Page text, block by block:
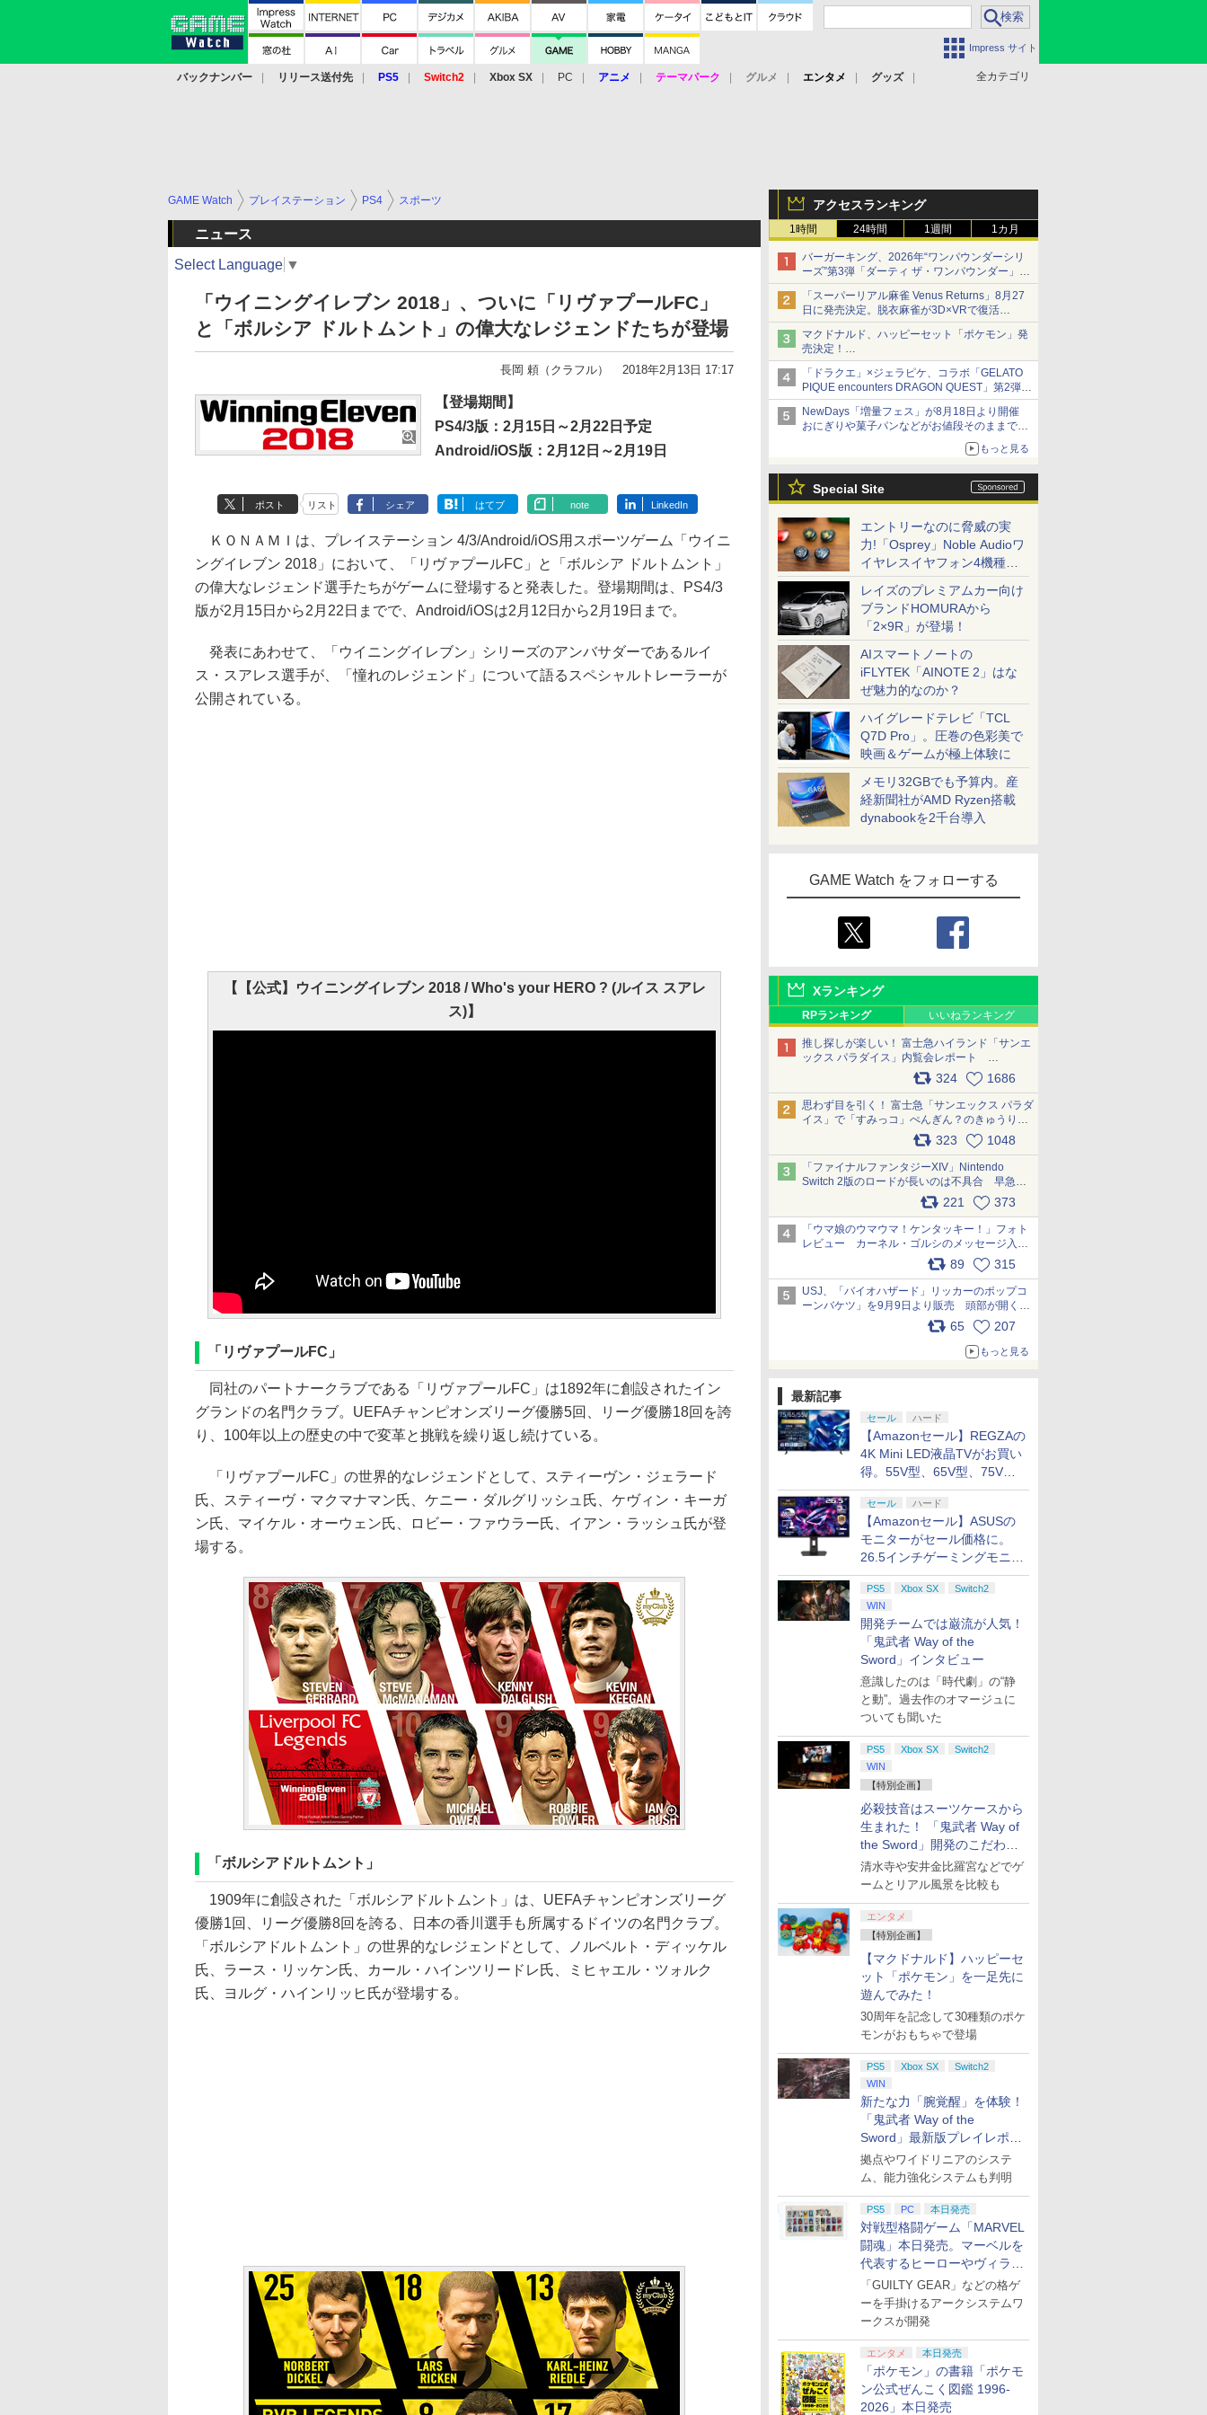
Impress サイト
全カテゴリ
バックナンバー リリース送付先 PS5 Switch2 Xbox SX PC アニメ テーマパーク グルメ エンタメ
グッズ
アクセスランキング
1時間 24時間 1週間 1カ月
バーガーキング、2026年“ワンパウンダーシリ
ーズ”第3弾「ダーティ ザ・ワンパウンダー」を
8月7日発売
「特製ガーリックマヨソース」を使用した超大
型チーズバーガー
「スーパーリアル麻雀 Venus Returns」8月27
日に発売決定。脱衣麻雀が3D×VRで復活
発売から2週間は20%オフになるセールが実施
マクドナルド、ハッピーセット「ポケモン」発
売決定！
ポケモン30周年記念で30匹が大集合
「ドラクエ」×ジェラピケ、コラボ「GELATO
PIQUE encounters DRAGON QUEST」第2弾が
本日発売
アイスカップに入ったスライムやわたぼう、ベ
ビーサタンなどがオリジナルアートで登場
NewDays「増量フェス」が8月18日より開催
おにぎりや菓子パンなどがお値段そのままで最
もっと見る
Special Site
エントリーなのに脅威の実
力!「Osprey」Noble Audioワ
イヤレスイヤフォン4機種を
一気に聴く
レイズのプレミアムカー向け
ブランドHOMURAから
「2×9R」が登場！
AIスマートノートの
iFLYTEK「AINOTE 2」はな
ぜ魅力的なのか？
ハイグレードテレビ「TCL
Q7D Pro」。圧巻の色彩美で
映画＆ゲームが極上体験に
メモリ32GBでも予算内。産
経新聞社がAMD Ryzen搭載
dynabookを2千台導入
GAME Watch をフォローする
Xランキング
RPランキング いいねランキング
推し探しが楽しい！ 富士急ハイランド「サンエ
ックス パラダイス」内覧会レポート
324 1686
思わず目を引く！ 富士急「サンエックス パラダ
イス」で「すみっコ」ぺんぎん？のきゅうりド
ッグを食べてみた イラストそのままのメニュ
ー化に挑戦。これが意外にもおいしい
pic.x.com/Kgl04hZaeg
323 1048
「ファイナルファンタジーXIV」Nintendo
Switch 2版のロードが長いのは不具合 早急に
アップデートできるよう対応中221 373
「ウマ娘のウマウマ！ケンタッキー！」フォト
レビュー カーネル・ゴルシのメッセージ入り
パッケージや描き下ろしトレカなどが登場
89 315
USJ、「バイオハザード」リッカーのポップコ
ーンバケツ」を9月9日より販売 頭部が開く仕
組み。味は恐怖を堪のう「味噌フレーバー」
65 207
もっと見る
最新記事
セール ハード
【Amazonセール】REGZAの
4K Mini LED液晶TVがお買い
得。55V型、65V型、75V型
の2026年モデルがラインナ
ップ
セール ハード
【Amazonセール】ASUSの
モニターがセール価格に。
26.5インチゲーミングモニタ
ー「ROG Strix OLED
XG27ACDMS」限定モデルも
お買い得
PS5 Xbox SX
Switch2
WIN
開発チームでは巌流が人気！
「鬼武者 Way of the
Sword」インタビュー
意識したのは「時代劇」の“静
と動”。過去作のオマージュに
ついても聞いた
PS5 Xbox SX
Switch2
WIN
【特別企画】
必殺技音はスーツケースから
生まれた！ 「鬼武者 Way of
the Sword」開発のこだわり
を目撃！
清水寺や安井金比羅宮などでゲ
ームとリアル風景を比較も
エンタメ
【特別企画】
【マクドナルド】ハッピーセ
ット「ポケモン」を一足先に
遊んでみた！
30周年を記念して30種類のポケ
モンがおもちゃで登場
PS5 Xbox SX
Switch2
WIN
新たな力「腕覚醒」を体験！
「鬼武者 Way of the
Sword」最新版プレイレポー
ト
拠点やワイドリニアのシステ
ム、能力強化システムも判明
PS5 PC 本日発売
対戦型格闘ゲーム「MARVEL
闘魂」本日発売。マーベルを
代表するヒーローやヴィラン
たちが登場
「GUILTY GEAR」などの格ゲ
ーを手掛けるアークシステムワ
ークスが開発
エンタメ 本日発売
「ポケモン」の書籍「ポケモ
ン公式ぜんこく図鑑 1996-
2026」本日発売
GAME Watch プレイステーション PS4 スポーツ
ニュース
Select Language ▼
「ウイニングイレブン 2018」、ついに「リヴァプールFC」
と「ボルシア ドルトムント」の偉大なレジェンドたちが登場
長岡 頼（クラフル） 2018年2月13日 17:17
【登場期間】
PS4/3版：2月15日～2月22日予定
Android/iOS版：2月12日～2月19日
ポスト リスト シェア はてブ note LinkedIn
ＫＯＮＡＭＩは、プレイステーション 4/3/Android/iOS用スポーツゲーム「ウイニ
ングイレブン 2018」において、「リヴァプールFC」と「ボルシア ドルトムント」
の偉大なレジェンド選手たちがゲームに登場すると発表した。登場期間は、PS4/3
版が2月15日から2月22日までで、Android/iOSは2月12日から2月19日まで。
発表にあわせて、「ウイニングイレブン」シリーズのアンバサダーであるルイ
ス・スアレス選手が、「憧れのレジェンド」について語るスペシャルトレーラーが
公開されている。
【【公式】ウイニングイレブン 2018 / Who's your HERO ? (ルイス スアレ
ス)】
「リヴァプールFC」
同社のパートナークラブである「リヴァプールFC」は1892年に創設されたイン
グランドの名門クラブ。UEFAチャンピオンズリーグ優勝5回、リーグ優勝18回を誇
り、100年以上の歴史の中で変革と挑戦を繰り返し続けている。
「リヴァプールFC」の世界的なレジェンドとして、スティーヴン・ジェラード
氏、スティーヴ・マクマナマン氏、ケニー・ダルグリッシュ氏、ケヴィン・キーガ
ン氏、マイケル・オーウェン氏、ロビー・ファウラー氏、イアン・ラッシュ氏が登
場する。
「ボルシアドルトムント」
1909年に創設された「ボルシアドルトムント」は、UEFAチャンピオンズリーグ
優勝1回、リーグ優勝8回を誇る、日本の香川選手も所属するドイツの名門クラブ。
「ボルシアドルトムント」の世界的なレジェンドとして、ノルベルト・ディッケル
氏、ラース・リッケン氏、カール・ハインツリードレ氏、ミヒャエル・ツォルク
氏、ヨルグ・ハインリッヒ氏が登場する。